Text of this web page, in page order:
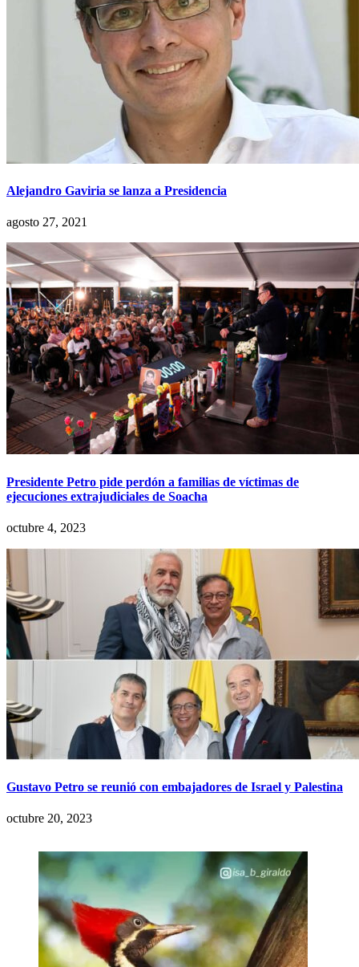
Alejandro Gaviria se lanza a Presidencia
agosto 27, 2021
Presidente Petro pide perdón a familias de víctimas de
ejecuciones extrajudiciales de Soacha
octubre 4, 2023
Gustavo Petro se reunió con embajadores de Israel y Palestina
octubre 20, 2023